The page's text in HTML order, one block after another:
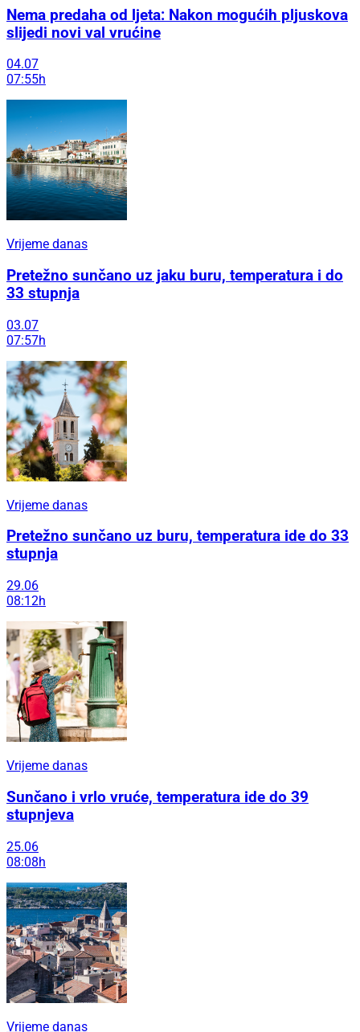
Nema predaha od ljeta: Nakon mogućih pljuskova
slijedi novi val vrućine
04.07
07:55h
Vrijeme danas
Pretežno sunčano uz jaku buru, temperatura i do
33 stupnja
03.07
07:57h
Vrijeme danas
Pretežno sunčano uz buru, temperatura ide do 33
stupnja
29.06
08:12h
Vrijeme danas
Sunčano i vrlo vruće, temperatura ide do 39
stupnjeva
25.06
08:08h
Vrijeme danas